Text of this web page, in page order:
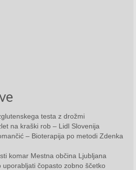
testa z drožmi
na kraški rob – Lidl Slovenija
– Bioterapija po metodi Zdenka
komar Mestna občina Ljubljana
uporabljati čopasto zobno ščetko